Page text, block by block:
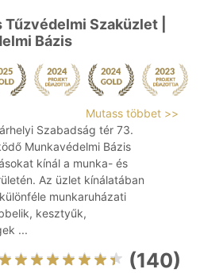
Tűzvédelmi Szaküzlet |
Bázis
Mutass többet >>
Szabadság tér 73.
Munkavédelmi Bázis
kínál a munka- és
Az üzlet kínálatában
munkaruházati
kesztyűk,
...
(140)